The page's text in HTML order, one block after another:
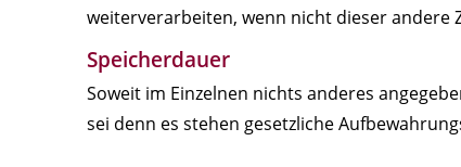
weiterverarbeiten, wenn nicht dieser andere
Speicherdauer
Soweit im Einzelnen nichts anderes
sei denn es stehen gesetzliche